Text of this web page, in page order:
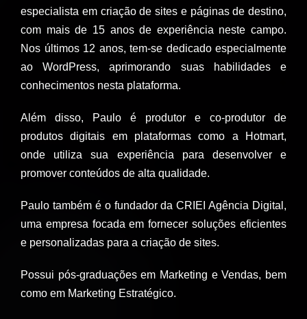
especialista em criação de sites e páginas de destino,
com mais de 15 anos de experiência neste campo.
Nos últimos 12 anos, tem-se dedicado especialmente
ao WordPress, aprimorando suas habilidades e
conhecimentos nesta plataforma.
Além disso, Paulo é produtor e co-produtor de
produtos digitais em plataformas como a Hotmart,
onde utiliza sua experiência para desenvolver e
promover conteúdos de alta qualidade.
Paulo também é o fundador da CRIEI Agência Digital,
uma empresa focada em fornecer soluções eficientes
e personalizadas para a criação de sites.
Possui pós-graduações em Marketing e Vendas, bem
como em Marketing Estratégico.